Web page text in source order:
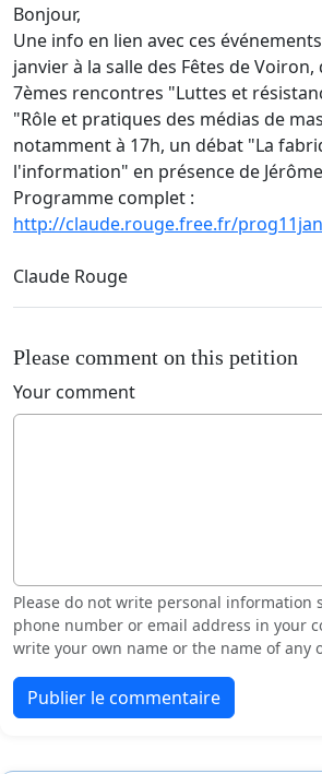
Bonjour,
Une info en lien avec ces
janvier à la salle des Fêtes de Voiron,
7èmes rencontres "Luttes et
"Rôle et pratiques des médias de
notamment à 17h, un débat "La
l'information" en présence de
Programme complet :
http://claude.rouge.free.fr/
Claude Rouge
Please comment on this petition
Your comment
Please do not write personal information
phone number or email address in your
write your own name or the name of any
Publier le commentaire